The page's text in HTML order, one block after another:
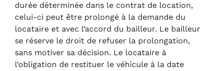
durée déterminée dans le contrat de location,
celui-ci peut être prolongé à la demande du
locataire et avec l’accord du bailleur. Le bailleur
se réserve le droit de refuser la prolongation,
sans motiver sa décision. Le locataire à
l’obligation de restituer le véhicule à la date